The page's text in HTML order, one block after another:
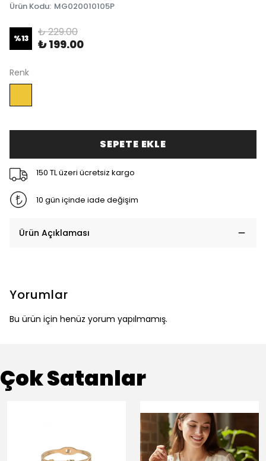
Ürün Kodu: MG020010105P
%13 ₺ 229.00
₺ 199.00
Renk
SEPETE EKLE
150 TL üzeri ücretsiz kargo
10 gün içinde iade değişim
Ürün Açıklaması
Yorumlar
Bu ürün için henüz yorum yapılmamış.
Çok Satanlar